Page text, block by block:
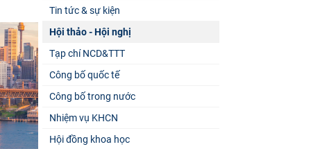
Tin tức & sự kiện
Hội thảo - Hội nghị
Tạp chí NCD&TTT
Công bố quốc tế
Công bố trong nước
Nhiệm vụ KHCN
Hội đồng khoa học